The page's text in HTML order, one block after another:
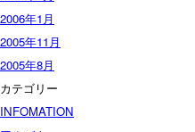
2006年1月
2005年11月
2005年8月
カテゴリー
INFOMATION